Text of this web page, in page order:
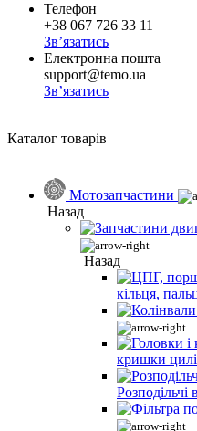
Телефон
+38 067 726 33 11
Зв’язатись
Електронна пошта
support@temo.ua
Зв’язатись
Каталог товарів
Мотозапчастини
Назад
Назад
кільця,
кришки